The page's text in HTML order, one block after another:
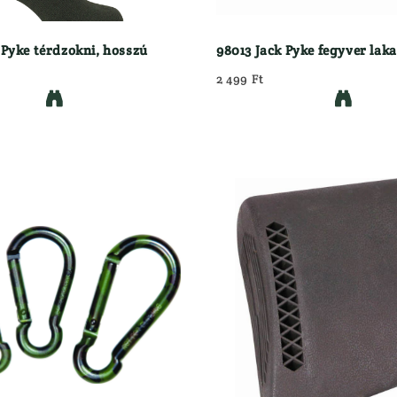
térdzokni, hosszú

98013 Jack Pyke fegyver
2 499 Ft
